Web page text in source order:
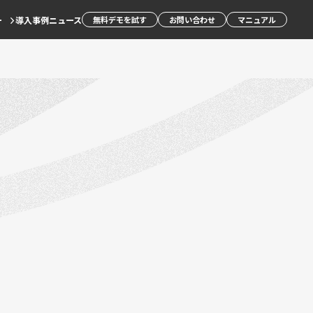
導入事例ニュース 無料デモを試す お問い合わせ マニュアル